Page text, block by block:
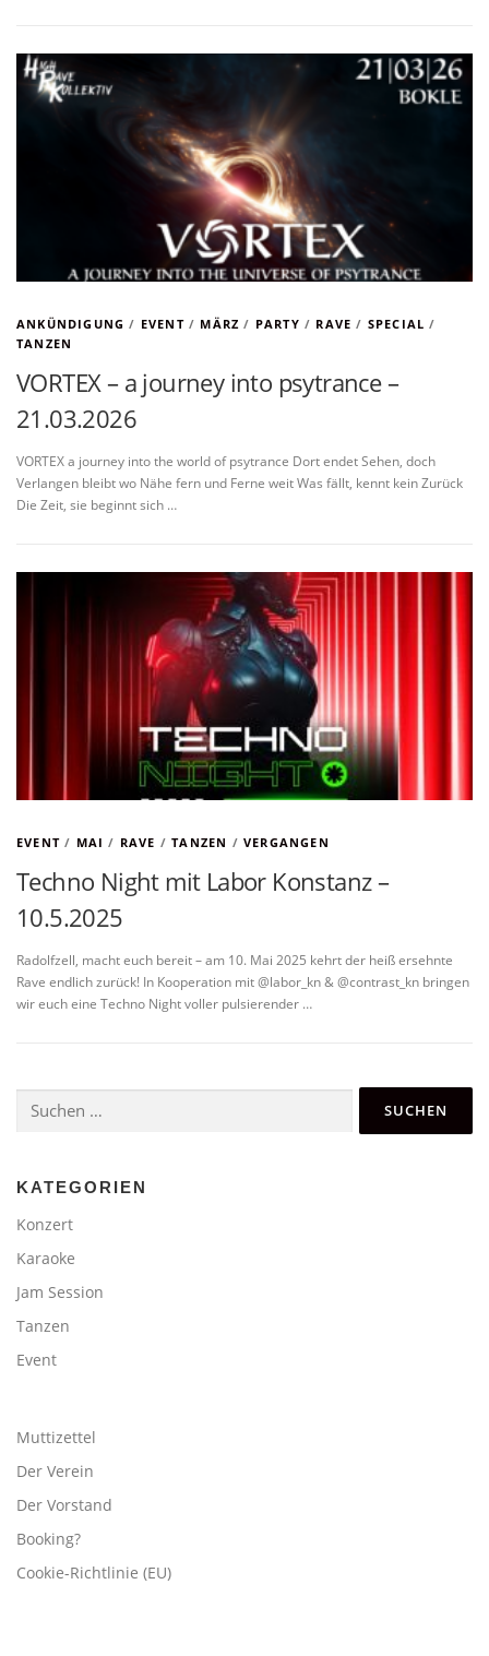
ANKÜNDIGUNG / EVENT/ MÄRZ / PARTY / RAVE / SPECIAL /
TANZEN
VORTEX – a journey into psytrance –
21.03.2026
VORTEX a journey into the world of psytrance Dort endet Sehen, doch
Verlangen bleibt wo Nähe fern und Ferne weit Was fällt, kennt kein Zurück
Die Zeit, sie beginnt sich …
EVENT / MAI / RAVE /TANZEN /VERGANGEN
Techno Night mit Labor Konstanz –
10.5.2025
Radolfzell, macht euch bereit – am 10. Mai 2025 kehrt der heiß ersehnte
Rave endlich zurück! In Kooperation mit @labor_kn & @contrast_kn bringen
wir euch eine Techno Night voller pulsierender …
nach:
KATEGORIEN
Konzert
Karaoke
Jam Session
Tanzen
Event
Muttizettel
Der Verein
Der Vorstand
Booking?
Cookie-Richtlinie (EU)